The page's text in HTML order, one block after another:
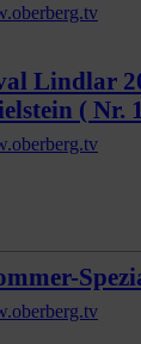
Lindlar
( Nr.